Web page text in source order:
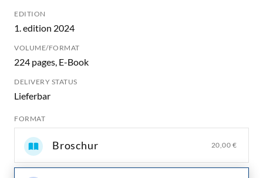
EDITION
1. edition 2024
VOLUME/FORMAT
224 pages, E-Book
DELIVERY STATUS
Lieferbar
FORMAT
Broschur 20,00 €